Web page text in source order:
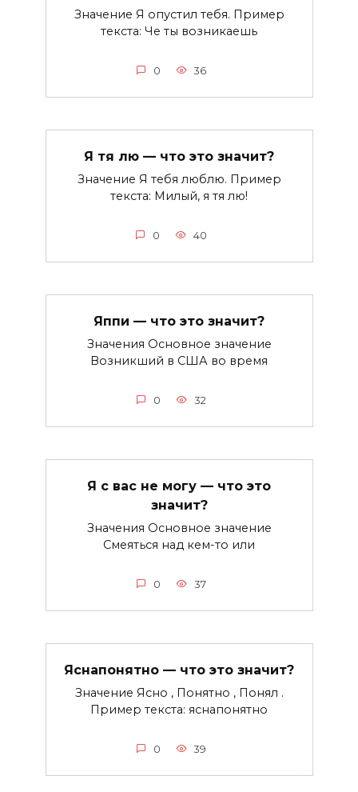
Значение Я опустил тебя. Пример
текста: Че ты возникаешь
0 36
Я тя лю — что это значит?
Значение Я тебя люблю. Пример
текста: Милый, я тя лю!
0 40
Яппи — что это значит?
Значения Основное значение
Возникший в США во время
0 32
Я с вас не могу — что это
значит?
Значения Основное значение
Смеяться над кем-то или
0 37
Яснапонятно — что это значит?
Значение Ясно , Понятно , Понял .
Пример текста: яснапонятно
0 39